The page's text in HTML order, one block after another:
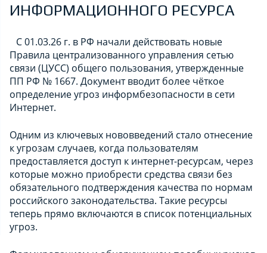
ИНФОРМАЦИОННОГО РЕСУРСА
С 01.03.26 г. в РФ начали действовать новые
Правила централизованного управления сетью
связи (ЦУСС) общего пользования, утвержденные
ПП РФ № 1667. Документ вводит более чёткое
определение угроз информбезопасности в сети
Интернет.
Одним из ключевых нововведений стало отнесение
к угрозам случаев, когда пользователям
предоставляется доступ к интернет-ресурсам, через
которые можно приобрести средства связи без
обязательного подтверждения качества по нормам
российского законодательства. Такие ресурсы
теперь прямо включаются в список потенциальных
угроз.